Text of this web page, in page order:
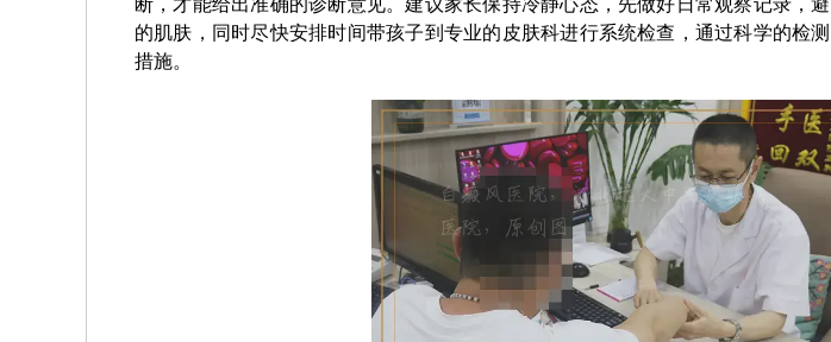
断，才能给出准确的诊断意见。建议家长保持冷静心态，先做好日常观察记录，
的肌肤，同时尽快安排时间带孩子到专业的皮肤科进行系统检查，通过科学的检
措施。